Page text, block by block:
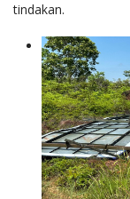
tindakan.